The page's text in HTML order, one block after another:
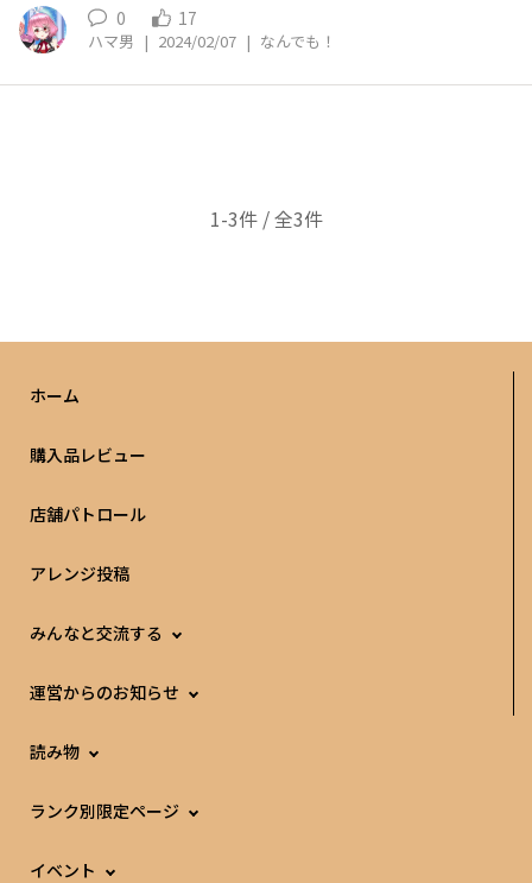
0 17
ハマ男 | 2024/02/07 | なんでも！
1-3件 / 全3件
ホーム
購入品レビュー
店舗パトロール
アレンジ投稿
みんなと交流する
運営からのお知らせ
読み物
ランク別限定ページ
イベント